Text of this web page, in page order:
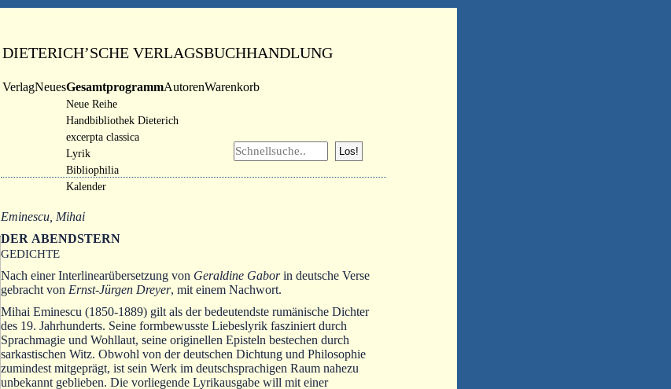
DIETERICH’SCHE VERLAGSBUCHHANDLUNG
VerlagNeuesGesamtprogramm
Neue Reihe
Handbibliothek Dieterich
excerpta classica
Lyrik
Bibliophilia
Kalender
AutorenWarenkorb
Eminescu, Mihai
DER ABENDSTERN
GEDICHTE
Nach einer Interlinearübersetzung von Geraldine Gaborin deutsche Verse
gebracht von Ernst-Jürgen Dreyer, mit einem Nachwort.
Mihai Eminescu (1850-1889) gilt als der bedeutendste rumänische Dichter
des 19. Jahrhunderts. Seine formbewusste Liebeslyrik fasziniert durch
Sprachmagie und Wohllaut, seine originellen Episteln bestechen durch
sarkastischen Witz. Obwohl von der deutschen Dichtung und Philosophie
zumindest mitgeprägt, ist sein Werk im deutschsprachigen Raum nahezu
unbekannt geblieben. Die vorliegende Lyrikausgabe will mit einer